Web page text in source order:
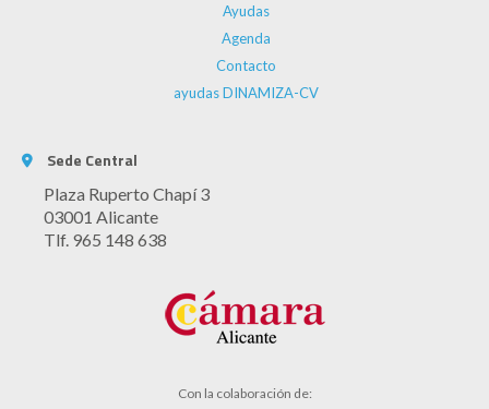
Ayudas
Agenda
Contacto
ayudas DINAMIZA-CV
Sede Central
Plaza Ruperto Chapí 3
03001 Alicante
Tlf. 965 148 638
Con la colaboración de: